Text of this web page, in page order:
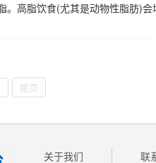
。高脂饮食(尤其是动物性脂肪)
尾页
关于我们 联